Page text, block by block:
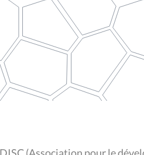
(Association pour le